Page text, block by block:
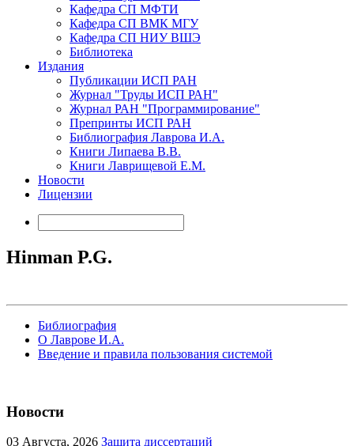
Кафедра СП МФТИ
Кафедра СП ВМК МГУ
Кафедра СП НИУ ВШЭ
Библиотека
Издания
Публикации ИСП РАН
Журнал "Труды ИСП РАН"
Журнал РАН "Программирование"
Препринты ИСП РАН
Библиография Лаврова И.А.
Книги Липаева В.В.
Книги Лаврищевой Е.М.
Новости
Лицензии
Hinman P.G.
Библиография
О Лаврове И.А.
Введение и правила пользования системой
Новости
03 Августа, 2026 Защита диссертаций